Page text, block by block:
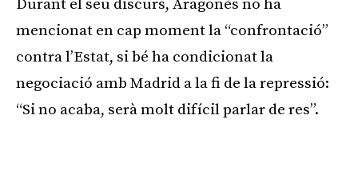
Durant el seu discurs, Aragonès no ha
mencionat en cap moment la “confrontació”
contra l’Estat, si bé ha condicionat la
negociació amb Madrid a la fi de la repressió:
“Si no acaba, serà molt difícil parlar de res”.